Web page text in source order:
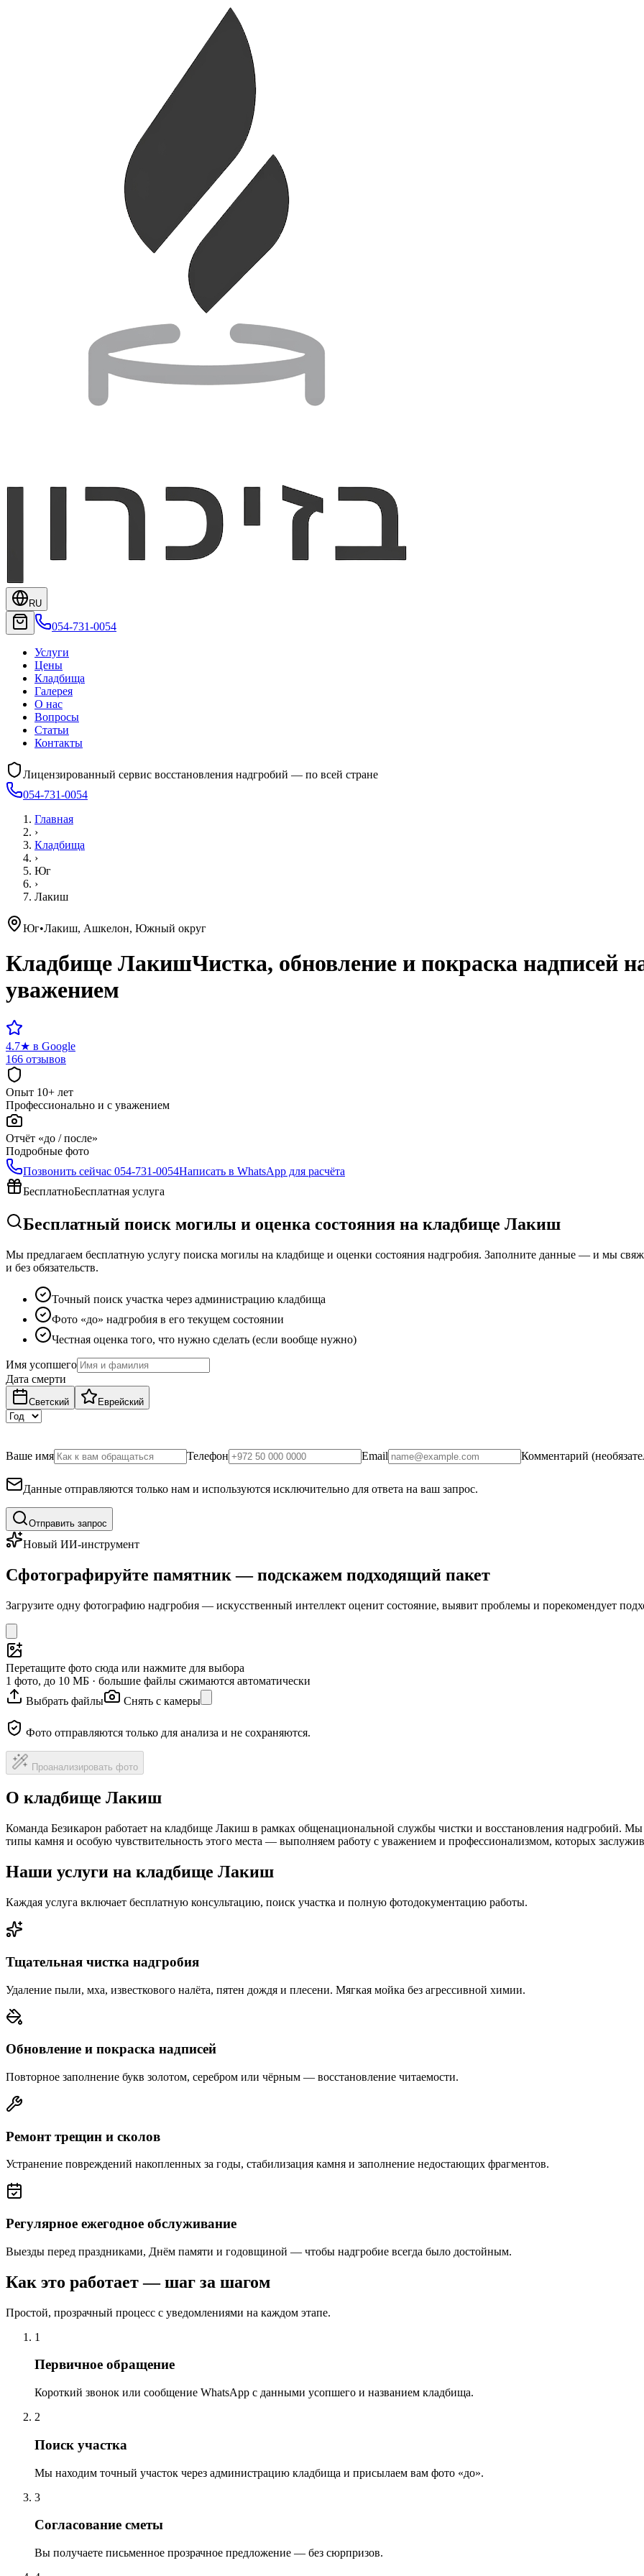
RU
054-731-0054
Услуги
Цены
Кладбища
Галерея
О нас
Вопросы
Статьи
Контакты
Лицензированный сервис восстановления надгробий — по всей стране
054-731-0054
Главная
›
Кладбища
›
Юг
›
Лакиш
Юг•Лакиш, Ашкелон, Южный округ
Кладбище ЛакишЧистка, обновление и покраска надписей
уважением
4.7★ в Google
166 отзывов
Опыт 10+ лет
Профессионально и с уважением
Отчёт «до / после»
Подробные фото
Позвонить сейчас 054-731-0054Написать в WhatsApp для расчёта
БесплатноБесплатная услуга
Бесплатный поиск могилы и оценка состояния на кладбище Лакиш
Мы предлагаем бесплатную услугу поиска могилы на кладбище и оценки состояния надгробия. Заполните данные — и мы
и без обязательств.
Точный поиск участка через администрацию кладбища
Фото «до» надгробия в его текущем состоянии
Честная оценка того, что нужно сделать (если вообще нужно)
Имя усопшего
Дата смерти
Светский Еврейский
Ваше имя Телефон Email Комментарий
Данные отправляются только нам и используются исключительно для ответа на ваш запрос.
Отправить запрос
Новый ИИ-инструмент
Сфотографируйте памятник — подскажем подходящий пакет
Загрузите одну фотографию надгробия — искусственный интеллект оценит состояние, выявит проблемы и порекомендует
Перетащите фото сюда или нажмите для выбора
1 фото, до 10 МБ · большие файлы сжимаются автоматически
Выбрать файлы
Снять с камеры
Фото отправляются только для анализа и не сохраняются.
Проанализировать фото
О кладбище Лакиш
Команда Безикарон работает на кладбище Лакиш в рамках общенациональной службы чистки и восстановления надгробий. Мы
типы камня и особую чувствительность этого места — выполняем работу с уважением и профессионализмом, которых
Наши услуги на кладбище Лакиш
Каждая услуга включает бесплатную консультацию, поиск участка и полную фотодокументацию работы.
Тщательная чистка надгробия
Удаление пыли, мха, известкового налёта, пятен дождя и плесени. Мягкая мойка без агрессивной химии.
Обновление и покраска надписей
Повторное заполнение букв золотом, серебром или чёрным — восстановление читаемости.
Ремонт трещин и сколов
Устранение повреждений накопленных за годы, стабилизация камня и заполнение недостающих фрагментов.
Регулярное ежегодное обслуживание
Выезды перед праздниками, Днём памяти и годовщиной — чтобы надгробие всегда было достойным.
Как это работает — шаг за шагом
Простой, прозрачный процесс с уведомлениями на каждом этапе.
1
Первичное обращение
Короткий звонок или сообщение WhatsApp с данными усопшего и названием кладбища.
2
Поиск участка
Мы находим точный участок через администрацию кладбища и присылаем вам фото «до».
3
Согласование сметы
Вы получаете письменное прозрачное предложение — без сюрпризов.